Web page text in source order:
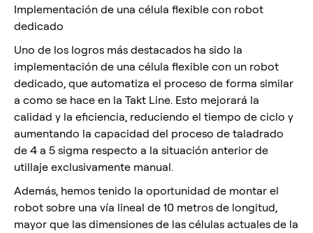
Implementación de una célula flexible con robot
dedicado
Uno de los logros más destacados ha sido la
implementación de una célula flexible con un robot
dedicado, que automatiza el proceso de forma similar
a como se hace en la Takt Line. Esto mejorará la
calidad y la eficiencia, reduciendo el tiempo de ciclo y
aumentando la capacidad del proceso de taladrado
de 4 a 5 sigma respecto a la situación anterior de
utillaje exclusivamente manual.
Además, hemos tenido la oportunidad de montar el
robot sobre una vía lineal de 10 metros de longitud,
mayor que las dimensiones de las células actuales de la